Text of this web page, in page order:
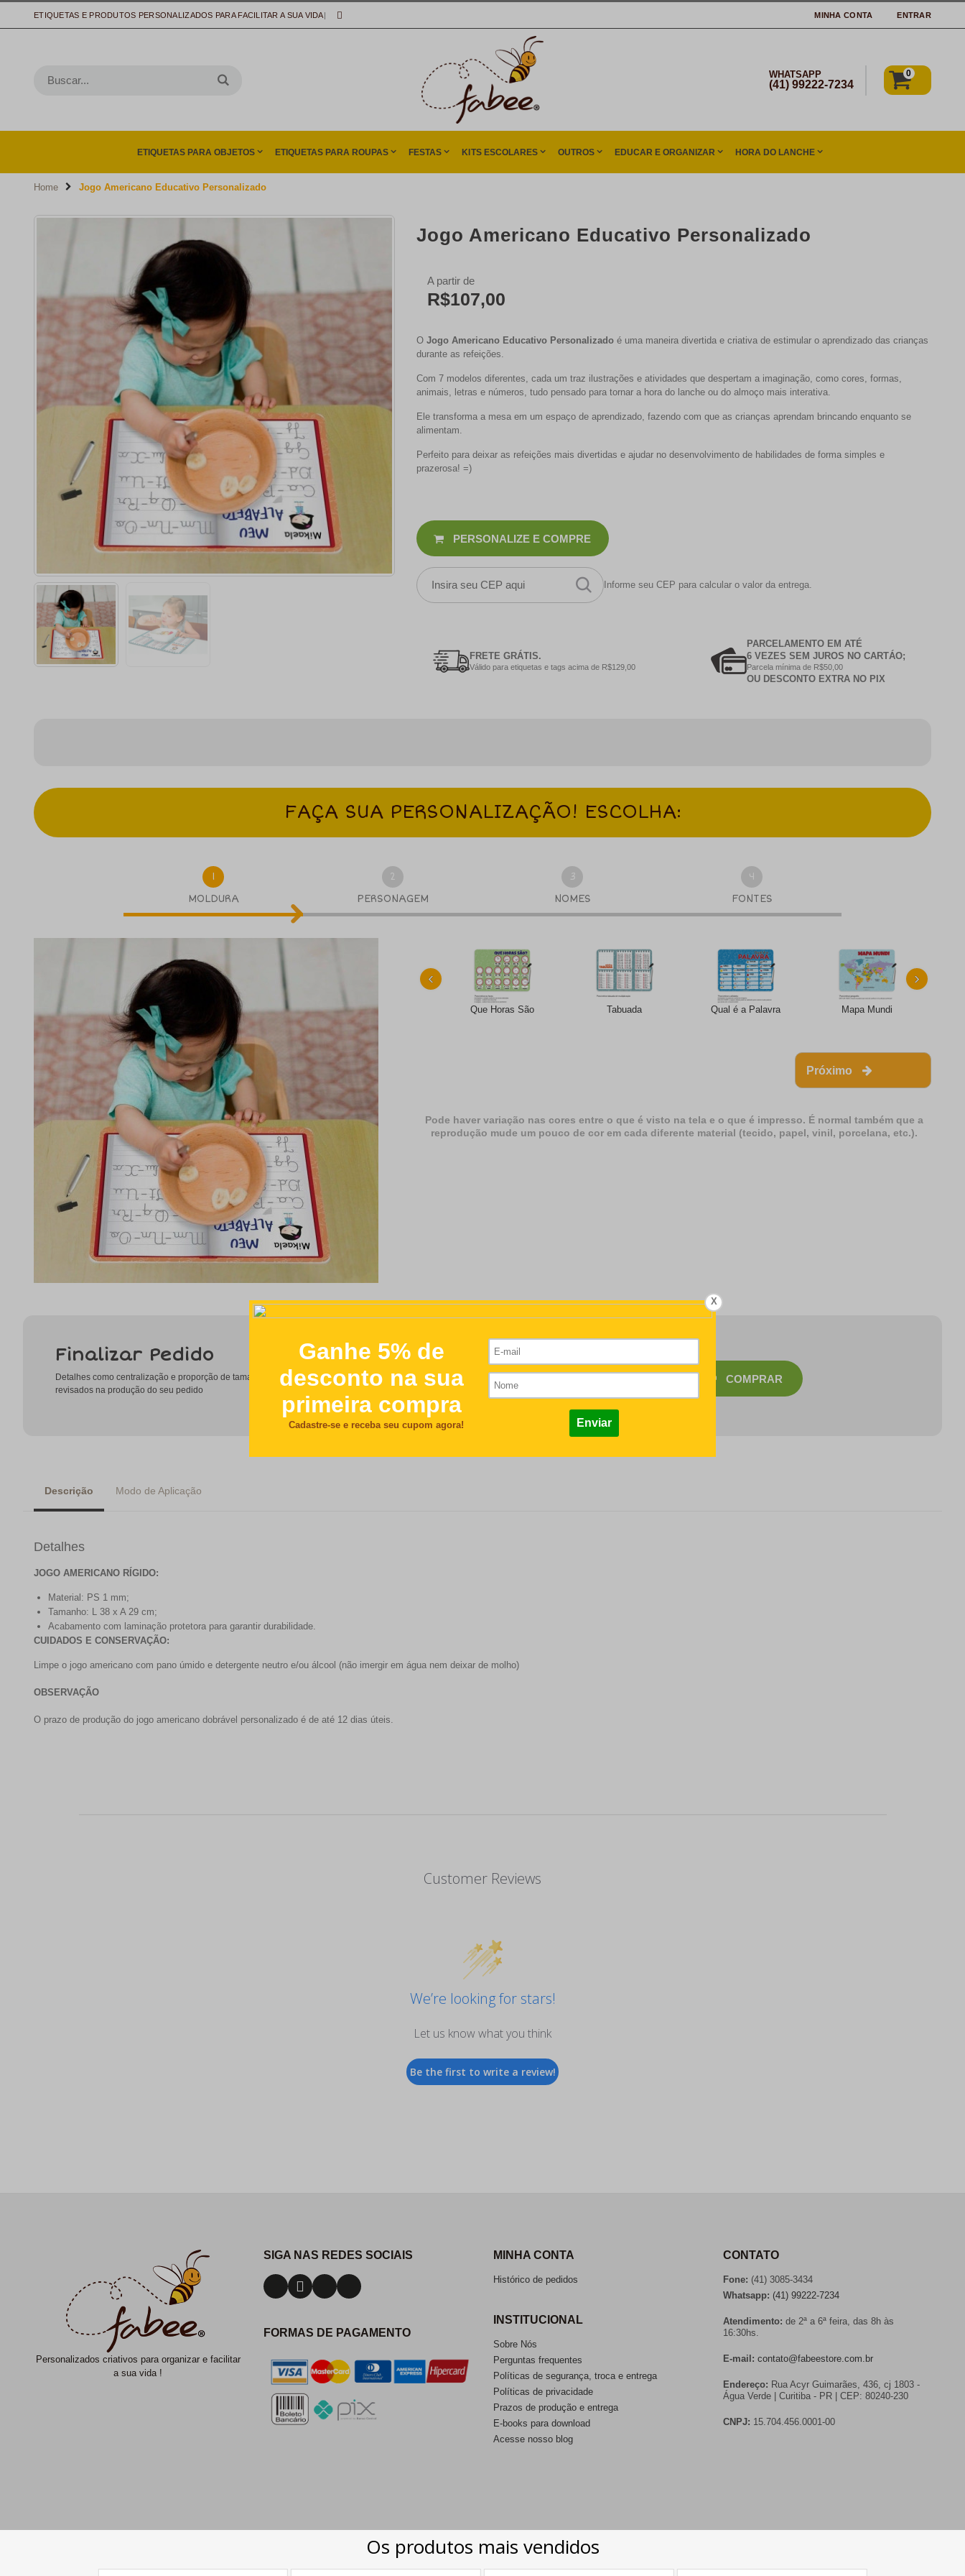
MINHA CONTA ENTRAR
ETIQUETAS E PRODUTOS PERSONALIZADOS PARA FACILITAR A SUA VIDA|
WHATSAPP
(41) 99222-7234
0
ETIQUETAS PARA OBJETOS ETIQUETAS PARA ROUPAS FESTAS KITS ESCOLARES OUTROS EDUCAR E ORGANIZAR HORA DO LANCHE
Home Jogo Americano Educativo Personalizado
Jogo Americano Educativo Personalizado
A partir de
R$107,00
OJogo Americano Educativo Personalizado é uma maneira divertida e criativa de estimular o aprendizado das crianças
durante as refeições.
Com 7 modelos diferentes, cada um traz ilustrações e atividades que despertam a imaginação, como cores, formas,
animais, letras e números, tudo pensado para tornar a hora do lanche ou do almoço mais interativa.
Ele transforma a mesa em um espaço de aprendizado, fazendo com que as crianças aprendam brincando enquanto se
alimentam.
Perfeito para deixar as refeições mais divertidas e ajudar no desenvolvimento de habilidades de forma simples e
prazerosa! =)
PERSONALIZE E COMPRE
Informe seu CEP para calcular o valor da entrega.
FRETE GRÁTIS.
Válido para etiquetas e tags acima de R$129,00
PARCELAMENTO EM ATÉ
6 VEZES SEM JUROS NO CARTÁO;
Parcela mínima de R$50,00
OU DESCONTO EXTRA NO PIX
FAÇA SUA PERSONALIZAÇÃO! ESCOLHA:
1
MOLDURA
2
PERSONAGEM
3
NOMES
4
FONTES
Que Horas São Tabuada Qual é a Palavra Mapa Mundi
‹ ›
Próximo
Pode haver variação nas cores entre o que é visto na tela e o que é impresso. É normal também que a
reprodução mude um pouco de cor em cada diferente material (tecido, papel, vinil, porcelana, etc.).
Finalizar Pedido
Detalhes como centralização e proporção de tamanho do desenho/nome serão
revisados na produção do seu pedido
R$107,00 COMPRAR
Descrição Modo de Aplicação
Detalhes
JOGO AMERICANO RÍGIDO:
Material: PS 1 mm;
Tamanho: L 38 x A 29 cm;
Acabamento com laminação protetora para garantir durabilidade.
CUIDADOS E CONSERVAÇÃO:
Limpe o jogo americano com pano úmido e detergente neutro e/ou álcool (não imergir em água nem deixar de molho)
OBSERVAÇÃO
O prazo de produção do jogo americano dobrável personalizado é de até 12 dias úteis.
Customer Reviews
We’re looking for stars!
Let us know what you think
Be the first to write a review!
Personalizados criativos para organizar e facilitar
a sua vida !
SIGA NAS REDES SOCIAIS
FORMAS DE PAGAMENTO
MINHA CONTA
Histórico de pedidos
INSTITUCIONAL
Sobre Nós
Perguntas frequentes
Políticas de segurança, troca e entrega
Políticas de privacidade
Prazos de produção e entrega
E-books para download
Acesse nosso blog
CONTATO
Fone: (41) 3085-3434
Whatsapp: (41) 99222-7234
Atendimento: de 2ª a 6ª feira, das 8h às
16:30hs.
E-mail: contato@fabeestore.com.br
Endereço: Rua Acyr Guimarães, 436, cj 1803 -
Água Verde | Curitiba - PR | CEP: 80240-230
CNPJ: 15.704.456.0001-00
X